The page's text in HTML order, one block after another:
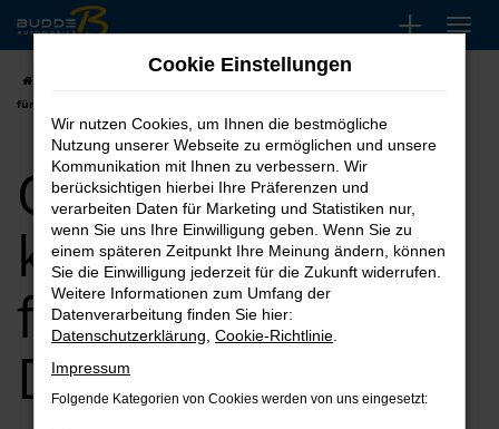
Zum
Hauptinhalt
springen
Opel Corsa kaufen, leasen, finanzieren
für Dortmund
Opel Corsa
kaufen, leasen,
finanzieren für
Dortmund
Cookie Einstellungen
Wir nutzen Cookies, um Ihnen die bestmögliche
Nutzung unserer Webseite zu ermöglichen und unsere
Kommunikation mit Ihnen zu verbessern. Wir
berücksichtigen hierbei Ihre Präferenzen und
verarbeiten Daten für Marketing und Statistiken nur,
wenn Sie uns Ihre Einwilligung geben. Wenn Sie zu
einem späteren Zeitpunkt Ihre Meinung ändern, können
Sie die Einwilligung jederzeit für die Zukunft widerrufen.
Weitere Informationen zum Umfang der
Datenverarbeitung finden Sie hier:
Datenschutzerklärung Cookie-Richtlinie
Impressum
Folgende Kategorien von Cookies werden von uns eingesetzt: